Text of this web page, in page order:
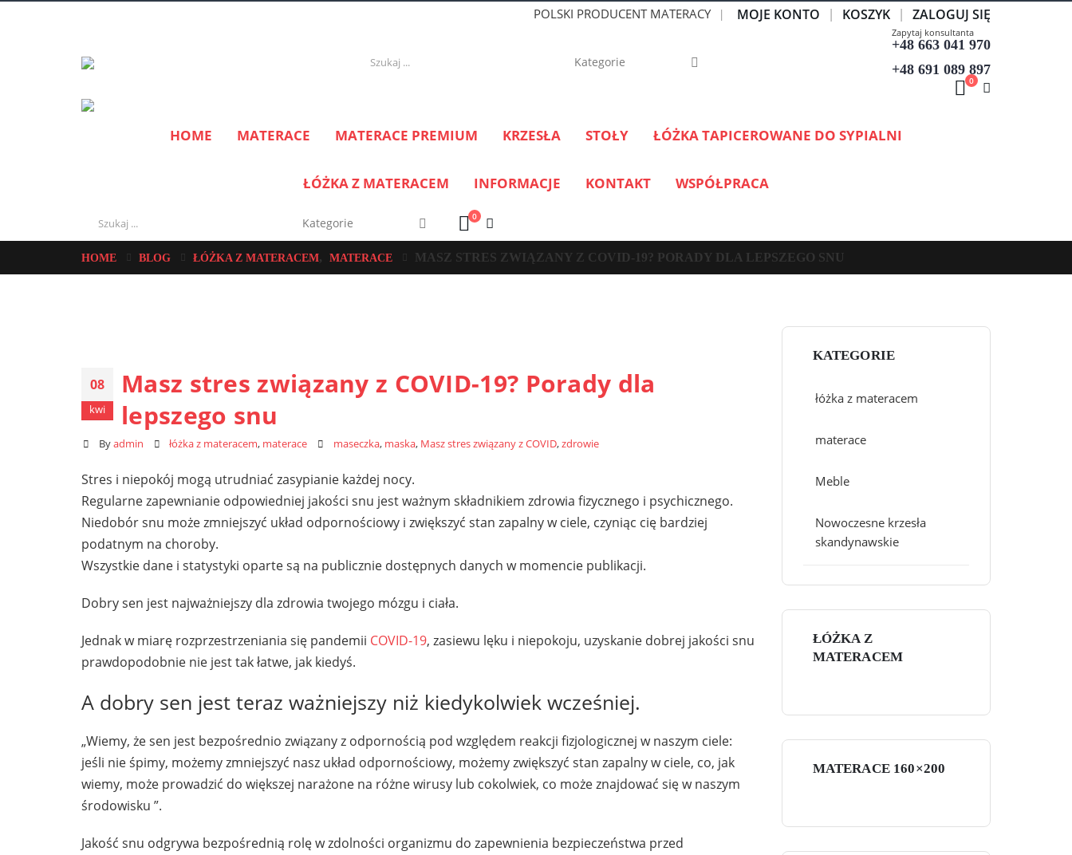
POLSKI PRODUCENT MATERACY | MOJE KONTO KOSZYK ZALOGUJ SIĘ
Zapytaj konsultanta
+48 663 041 970
+48 691 089 897
0
HOME MATERACE MATERACE PREMIUM KRZESŁA STOŁY ŁÓŻKA TAPICEROWANE DO SYPIALNI
ŁÓŻKA Z MATERACEM INFORMACJE KONTAKT WSPÓŁPRACA
0
HOME BLOG ŁÓŻKA Z MATERACEM, MATERACE MASZ STRES ZWIĄZANY Z COVID-19? PORADY DLA LEPSZEGO SNU
08
kwi
Masz stres związany z COVID-19? Porady dla
lepszego snu
By admin łóżka z materacem, materace maseczka, maska, Masz stres związany z COVID,zdrowie
Stres i niepokój mogą utrudniać zasypianie każdej nocy.
Regularne zapewnianie odpowiedniej jakości snu jest ważnym składnikiem zdrowia fizycznego i psychicznego.
Niedobór snu może zmniejszyć układ odpornościowy i zwiększyć stan zapalny w ciele, czyniąc cię bardziej
podatnym na choroby.
Wszystkie dane i statystyki oparte są na publicznie dostępnych danych w momencie publikacji.
Dobry sen jest najważniejszy dla zdrowia twojego mózgu i ciała.
Jednak w miarę rozprzestrzeniania się pandemii COVID-19, zasiewu lęku i niepokoju, uzyskanie dobrej jakości snu
prawdopodobnie nie jest tak łatwe, jak kiedyś.
A dobry sen jest teraz ważniejszy niż kiedykolwiek wcześniej.
„Wiemy, że sen jest bezpośrednio związany z odpornością pod względem reakcji fizjologicznej w naszym ciele:
jeśli nie śpimy, możemy zmniejszyć nasz układ odpornościowy, możemy zwiększyć stan zapalny w ciele, co, jak
wiemy, może prowadzić do większej narażone na różne wirusy lub cokolwiek, co może znajdować się w naszym
środowisku ”.
Jakość snu odgrywa bezpośrednią rolę w zdolności organizmu do zapewnienia bezpieczeństwa przed
KATEGORIE
łóżka z materacem
materace
Meble
Nowoczesne krzesła
skandynawskie
ŁÓŻKA Z
MATERACEM
MATERACE 160×200